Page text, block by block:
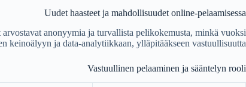
Uudet haasteet ja mahdollisuudet online-pelaamisessa
anonyymia ja turvallista pelikokemusta, minkä vuoksi
keinoälyyn ja data-analytiikkaan, ylläpitääkseen vastuullisuutta.
Vastuullinen pelaaminen ja sääntelyn rooli